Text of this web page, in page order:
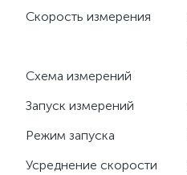
Скорость измерения
Схема измерений
Запуск измерений
Режим запуска
Усреднение скорости